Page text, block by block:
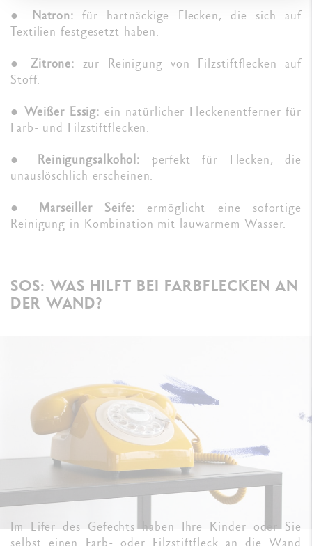
● Natron: für hartnäckige Flecken, die sich auf
Textilien festgesetzt haben.
● Zitrone: zur Reinigung von Filzstiftflecken auf
Stoff.
● Weißer Essig: ein natürlicher Fleckenentferner für
Farb- und Filzstiftflecken.
● Reinigungsalkohol: perfekt für Flecken, die
unauslöschlich erscheinen.
● Marseiller Seife: ermöglicht eine sofortige
Reinigung in Kombination mit lauwarmem Wasser.
SOS: WAS HILFT BEI FARBFLECKEN AN
DER WAND?
Im Eifer des Gefechts haben Ihre Kinder oder Sie
selbst einen Farb- oder Filzstiftfleck an die Wand